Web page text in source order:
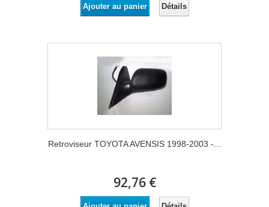
Ajouter au panier Détails
Retroviseur TOYOTA AVENSIS 1998-2003 -...
92,76 €